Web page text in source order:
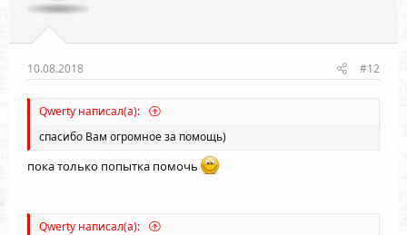
10.08.2018 #12
Qwerty написал(а):
спасибо Вам огромное за помощь)
пока только попытка помочь
Qwerty написал(а):